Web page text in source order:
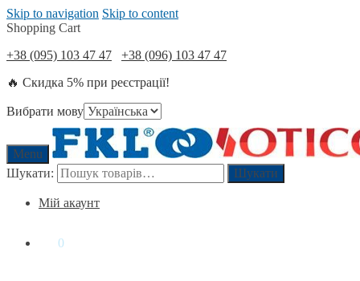
Skip to navigation Skip to content
Shopping Cart
+38 (095) 103 47 47
+38 (096) 103 47 47
🔥 Скидка 5% при реєстрації!
Вибрати мову
Menu
Шукати:
Шукати
Мій акаунт
0